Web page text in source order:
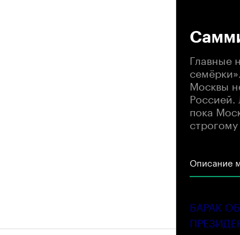
Главные
Москвы
Россией.
пока
Описание
БАРАК